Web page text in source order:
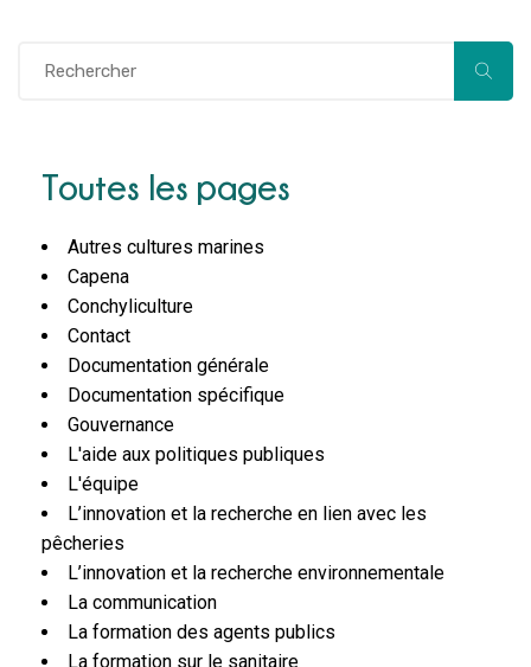
Toutes les pages
Autres cultures marines
Capena
Conchyliculture
Contact
Documentation générale
Documentation spécifique
Gouvernance
L'aide aux politiques publiques
L'équipe
L’innovation et la recherche en lien avec les
pêcheries
L’innovation et la recherche environnementale
La communication
La formation des agents publics
La formation sur le sanitaire